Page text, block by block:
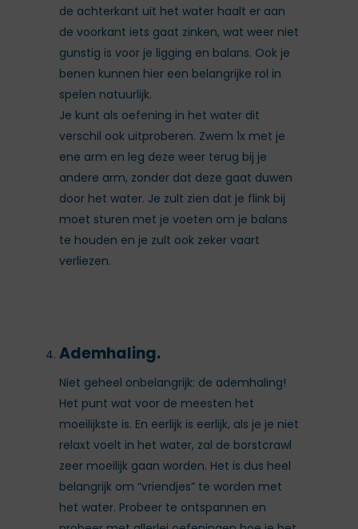
de achterkant uit het water haalt er aan
de voorkant iets gaat zinken, wat weer niet
gunstig is voor je ligging en balans. Ook je
benen kunnen hier een belangrijke rol in
spelen natuurlijk.
Je kunt als oefening in het water dit
verschil ook uitproberen. Zwem 1x met je
ene arm en leg deze weer terug bij je
andere arm, zonder dat deze gaat duwen
door het water. Je zult zien dat je flink bij
moet sturen met je voeten om je balans
te houden en je zult ook zeker vaart
verliezen.
Ademhaling.
Niet geheel onbelangrijk: de ademhaling!
Het punt wat voor de meesten het
moeilijkste is. En eerlijk is eerlijk, als je je niet
relaxt voelt in het water, zal de borstcrawl
zeer moeilijk gaan worden. Het is dus heel
belangrijk om “vriendjes” te worden met
het water. Probeer te ontspannen en